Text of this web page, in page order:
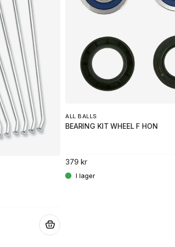
Ja, ni får publicera
ALL BALLS
BEARING KIT WHEEL F HON
379 kr